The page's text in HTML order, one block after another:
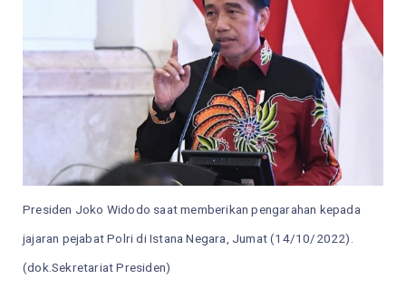
Presiden Joko Widodo saat memberikan pengarahan kepada
jajaran pejabat Polri di Istana Negara, Jumat (14/10/2022).
(dok.Sekretariat Presiden)